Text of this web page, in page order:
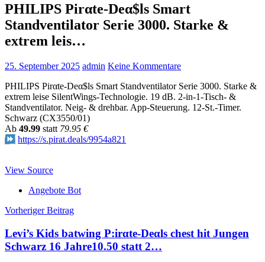
PHILIPS Pirαtе-Dеα$ls Smart
Standventilator Serie 3000. Starke &
extrem leis…
25. September 2025 admin Keine Kommentare
PHILIPS Pirαtе-Dеα$ls Smart Standventilator Serie 3000. Starke &
extrem leise SilentWings-Technologie. 19 dB. 2-in-1-Tisch- &
Standventilator. Neig- & drehbar. App-Steuerung. 12-St.-Timer.
Schwarz (CX3550/01)
Аb 49.99 statt 79.95 €
https://s.pirat.deals/9954a821
View Source
Angebote Bot
Beitragsnavigation
Vorheriger Beitrag
Levi’s Kids batwing P:irαtе-Dеαls chest hit Jungen
Schwarz 16 Jahre10.50 statt 2…